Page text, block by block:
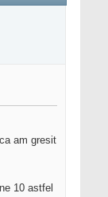
am gresit
10 astfel